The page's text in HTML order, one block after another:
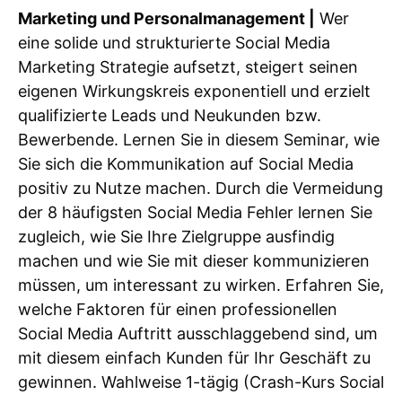
Marketing und Personalmanagement |
Wer
eine solide und strukturierte Social Media
Marketing Strategie aufsetzt, steigert seinen
eigenen Wirkungskreis exponentiell und erzielt
qualifizierte Leads und Neukunden bzw.
Bewerbende. Lernen Sie in diesem Seminar, wie
Sie sich die Kommunikation auf Social Media
positiv zu Nutze machen. Durch die Vermeidung
der 8 häufigsten Social Media Fehler lernen Sie
zugleich, wie Sie Ihre Zielgruppe ausfindig
machen und wie Sie mit dieser kommunizieren
müssen, um interessant zu wirken. Erfahren Sie,
welche Faktoren für einen professionellen
Social Media Auftritt ausschlaggebend sind, um
mit diesem einfach Kunden für Ihr Geschäft zu
gewinnen. Wahlweise 1-tägig (Crash-Kurs Social